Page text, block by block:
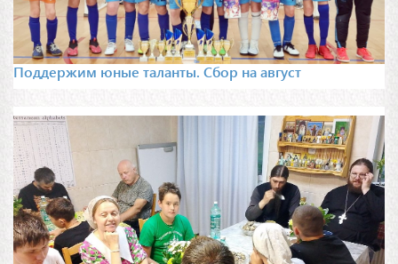
Поддержим юные таланты. Сбор на август